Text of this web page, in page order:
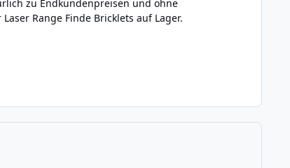
zu Endkundenpreisen und ohne
Range Finde Bricklets auf Lager.